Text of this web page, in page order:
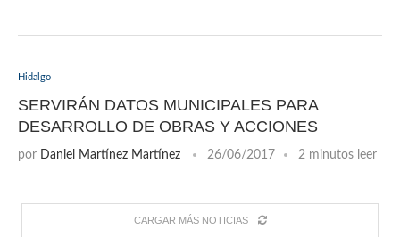
Hidalgo
SERVIRÁN DATOS MUNICIPALES PARA
DESARROLLO DE OBRAS Y ACCIONES
por Daniel Martínez Martínez 26/06/2017 2 minutos leer
CARGAR MÁS NOTICIAS